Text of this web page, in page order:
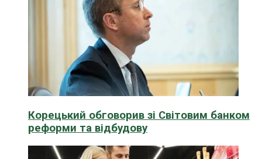
Корецький обговорив зі Світовим банком
реформи та відбудову